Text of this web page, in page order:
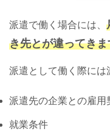
派遣で働く場合には、
き先とが違ってき
派遣として働く際には
派遣先の企業との雇用
就業条件